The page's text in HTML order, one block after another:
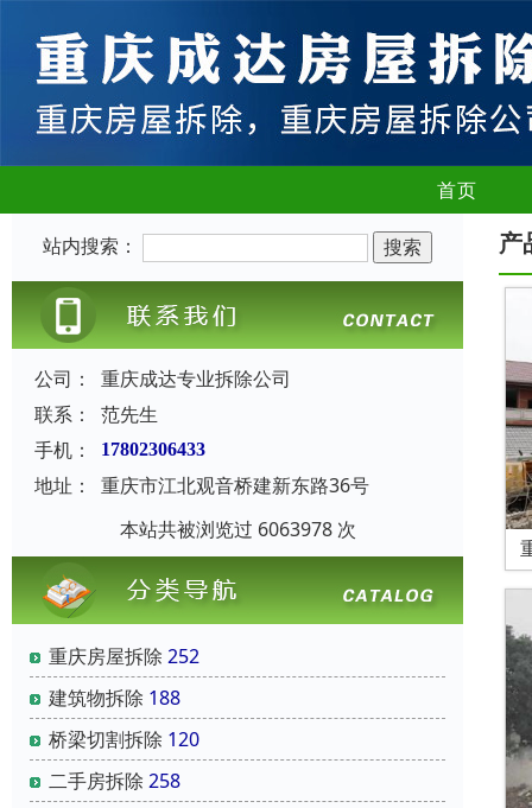
首页
站内搜索：
公司：
重庆成达专业拆除公司
联系：
范先生
手机：
17802306433
地址：
重庆市江北观音桥建新东路36号
本站共被浏览过 6063978 次
重庆房屋拆除 252
建筑物拆除 188
桥梁切割拆除 120
二手房拆除 258
产